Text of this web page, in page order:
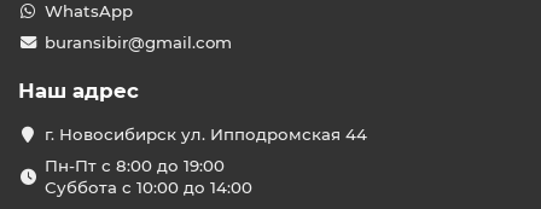
WhatsApp
buransibir@gmail.com
Наш адрес
г. Новосибирск ул. Ипподромская 44
Пн-Пт с 8:00 до 19:00
Суббота с 10:00 до 14:00